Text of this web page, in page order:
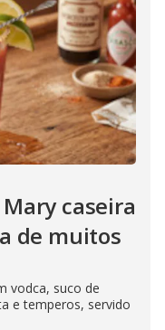
caseira
de muitos
vodca, suco de
e temperos, servido